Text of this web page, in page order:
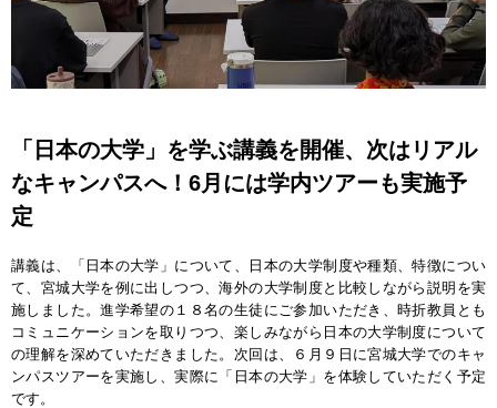
「日本の大学」を学ぶ講義を開催、次はリアル
なキャンパスへ！6月には学内ツアーも実施予
定
講義は、「日本の大学」について、日本の大学制度や種類、特徴につい
て、宮城大学を例に出しつつ、海外の大学制度と比較しながら説明を実
施しました。進学希望の１８名の生徒にご参加いただき、時折教員とも
コミュニケーションを取りつつ、楽しみながら日本の大学制度について
の理解を深めていただきました。次回は、６月９日に宮城大学でのキャ
ンパスツアーを実施し、実際に「日本の大学」を体験していただく予定
です。